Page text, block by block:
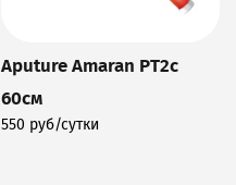
Aputure Amaran PT2c
60см
550 руб/сутки